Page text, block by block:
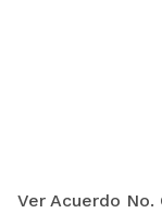
Ver Acuerdo No.